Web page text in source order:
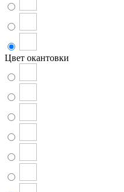
Цвет окантовки